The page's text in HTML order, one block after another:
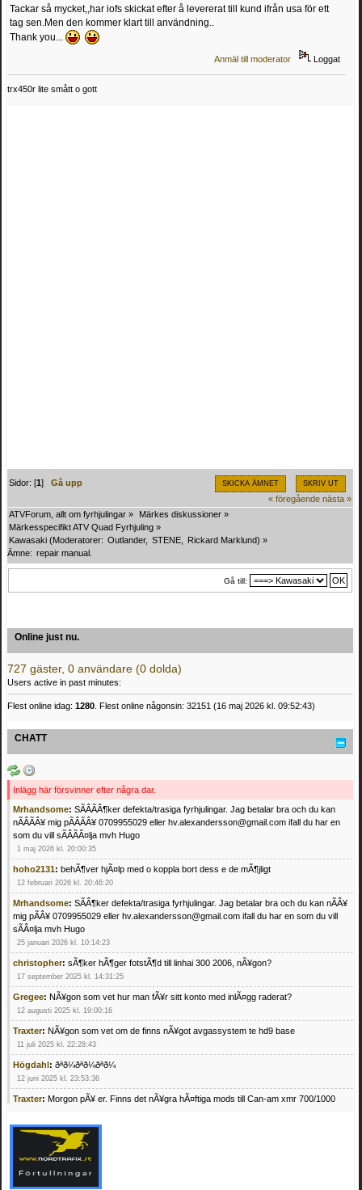
Tackar så mycket,,har iofs skickat efter å levererat till kund ifrån usa för ett
tag sen.Men den kommer klart till användning..
Thank you...
Anmäl till moderator Loggat
trx450r lite smått o gott
SKICKA ÄMNET SKRIV UT
Sidor: [1]Gå upp
« föregående nästa »
ATVForum, allt om fyrhjulingar » Märkes diskussioner »
Märkesspecifikt ATV Quad Fyrhjuling »
Kawasaki (Moderatorer: Outlander, STENE Rickard Marklund) »
Ämne: repair manual.
Gå till:
Online just nu.
727 gäster, 0 användare (0 dolda)
Users active in past minutes:
Flest online idag: 1280 . Flest online någonsin: 32151 (16 maj 2026 kl. 09:52:43)
CHATT
Inlägg här försvinner efter några dar.
Mrhandsome: SÃÂÃÂ¶ker defekta/trasiga fyrhjulingar. Jag betalar bra och du kan
nÃÂÃÂ¥ mig pÃÂÃÂ¥ 0709955029 eller hv.alexandersson@gmail.com ifall du har en
som du vill sÃÂÃÂ¤lja mvh Hugo
1 maj 2026 kl. 20:00:35
hoho2131: behÃ¶ver hjÃ¤lp med o koppla bort dess e de mÃ¶jligt
12 februari 2026 kl. 20:46:20
Mrhandsome: SÃÂ¶ker defekta/trasiga fyrhjulingar. Jag betalar bra och du kan nÃÂ¥
mig pÃÂ¥ 0709955029 eller hv.alexandersson@gmail.com ifall du har en som du vill
sÃÂ¤lja mvh Hugo
25 januari 2026 kl. 10:14:23
christopher: sÃ¶ker hÃ¶ger fotstÃ¶d till linhai 300 2006, nÃ¥gon?
17 september 2025 kl. 14:31:25
Gregee: NÃ¥gon som vet hur man fÃ¥r sitt konto med inlÃ¤gg raderat?
12 augusti 2025 kl. 19:00:16
Traxter: NÃ¥gon som vet om de finns nÃ¥got avgassystem te hd9 base
11 juli 2025 kl. 22:28:43
Högdahl: ðªð¼ðªð¼ðªð¼
12 juni 2025 kl. 23:53:36
Traxter: Morgon pÃ¥ er. Finns det nÃ¥gra hÃ¤ftiga mods till Can-am xmr 700/1000
Mrhandsome:SÃ¶ker defekta/trasiga fyrhjulingar. Jag betalar bra och du kan nÃ¥ mig
pÃ¥ 0709955029 eller hv.alexandersson@gmail.com ifall du har en som du vill sÃ¤lja
mvh Hugo
21 februari 2025 kl. 09:25:52